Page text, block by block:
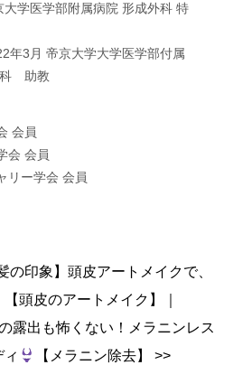
学医学部附属病院 形成外科 特
年3月 帝京大学大学医学部付属
科 助教
会員
会 会員
リー学会 会員
印象】頭皮アートメイクで、
頭皮のアートメイク】
露出も怖くない！メラニンレス
【メラニン除去】 >>